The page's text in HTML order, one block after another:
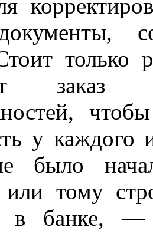
только
у каждого
или тому
в банке,